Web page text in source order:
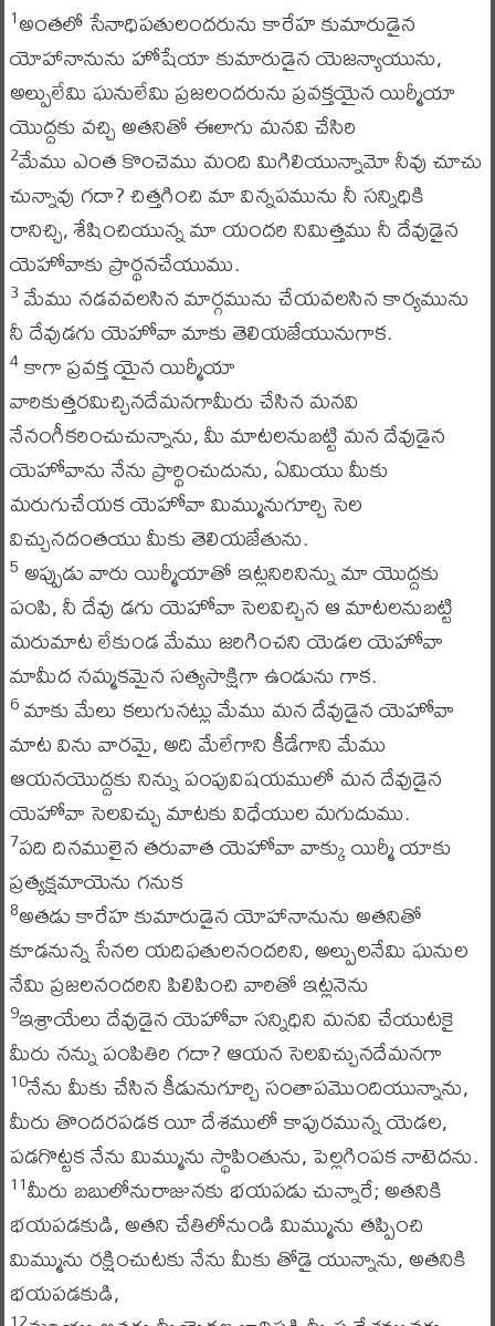
1అంతలో సేనాధిపతులందరును కారేహ కుమారుడైన
యోహానానును హోషేయా కుమారుడైన యెజన్యాయును,
అల్పులేమి ఘనులేమి ప్రజలందరును ప్రవక్తయైన యిర్మీయా
యొద్దకు వచ్చి అతనితో ఈలాగు మనవి చేసిరి
2మేము ఎంత కొంచెము మంది మిగిలియున్నామో నీవు చూచు
చున్నావు గదా? చిత్తగించి మా విన్నపమును నీ సన్నిధికి
రానిచ్చి, శేషించియున్న మా యందరి నిమిత్తము నీ దేవుడైన
యెహోవాకు ప్రార్థనచేయుము.
3 మేము నడవవలసిన మార్గమును చేయవలసిన కార్యమును
నీ దేవుడగు యెహోవా మాకు తెలియజేయునుగాక.
4కాగా ప్రవక్త యైన యిర్మీయా
వారికుత్తరమిచ్చినదేమనగామీరు చేసిన మనవి
నేనంగీకరించుచున్నాను, మీ మాటలనుబట్టి మన దేవుడైన
యెహోవాను నేను ప్రార్థించుదును, ఏమియు మీకు
మరుగుచేయక యెహోవా మిమ్మునుగూర్చి సెల
విచ్చునదంతయు మీకు తెలియజేతును.
5 అప్పుడు వారు యిర్మీయాతో ఇట్లనిరినిన్ను మా యొద్దకు
పంపి, నీ దేవు డగు యెహోవా సెలవిచ్చిన ఆ మాటలనుబట్టి
మరుమాట లేకుండ మేము జరిగించని యెడల యెహోవా
మామీద నమ్మకమైన సత్యసాక్షిగా ఉండును గాక.
6మాకు మేలు కలుగునట్లు మేము మన దేవుడైన యెహోవా
మాట విను వారమై, అది మేలేగాని కీడేగాని మేము
ఆయనయొద్దకు నిన్ను పంపువిషయములో మన దేవుడైన
యెహోవా సెలవిచ్చు మాటకు విధేయుల మగుదుము.
7పది దినములైన తరువాత యెహోవా వాక్కు యిర్మీ యాకు
ప్రత్యక్షమాయెను గనుక
8అతడు కారేహ కుమారుడైన యోహానానును అతనితో
కూడనున్న సేనల యదిఫతులనందరిని, అల్పులనేమి ఘనుల
నేమి ప్రజలనందరిని పిలిపించి వారితో ఇట్లనెను
9ఇశ్రాయేలు దేవుడైన యెహోవా సన్నిధిని మనవి చేయుటకై
మీరు నన్ను పంపితిరి గదా? ఆయన సెలవిచ్చునదేమనగా
10నేను మీకు చేసిన కీడునుగూర్చి సంతాపమొందియున్నాను,
మీరు తొందరపడక యీ దేశములో కాపురమున్న యెడల,
పడగొట్టక నేను మిమ్మును స్థాపింతును, పెల్లగింపక నాటెదను.
11మీరు బబులోనురాజునకు భయపడు చున్నారే; అతనికి
భయపడకుడి, అతని చేతిలోనుండి మిమ్మును తప్పించి
మిమ్మును రక్షించుటకు నేను మీకు తోడై యున్నాను, అతనికి
భయపడకుడి,